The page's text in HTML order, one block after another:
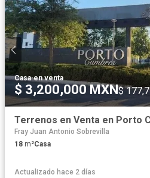
Casa·en venta
$ 3,200,000 MXN$
Terrenos en Venta en Porto
Fray Juan Antonio Sobrevilla
18 m²Casa
Actualizado hace 2 días